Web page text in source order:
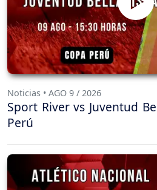
Noticias • AGO 9 / 2026
Sport River vs Juventud
Perú